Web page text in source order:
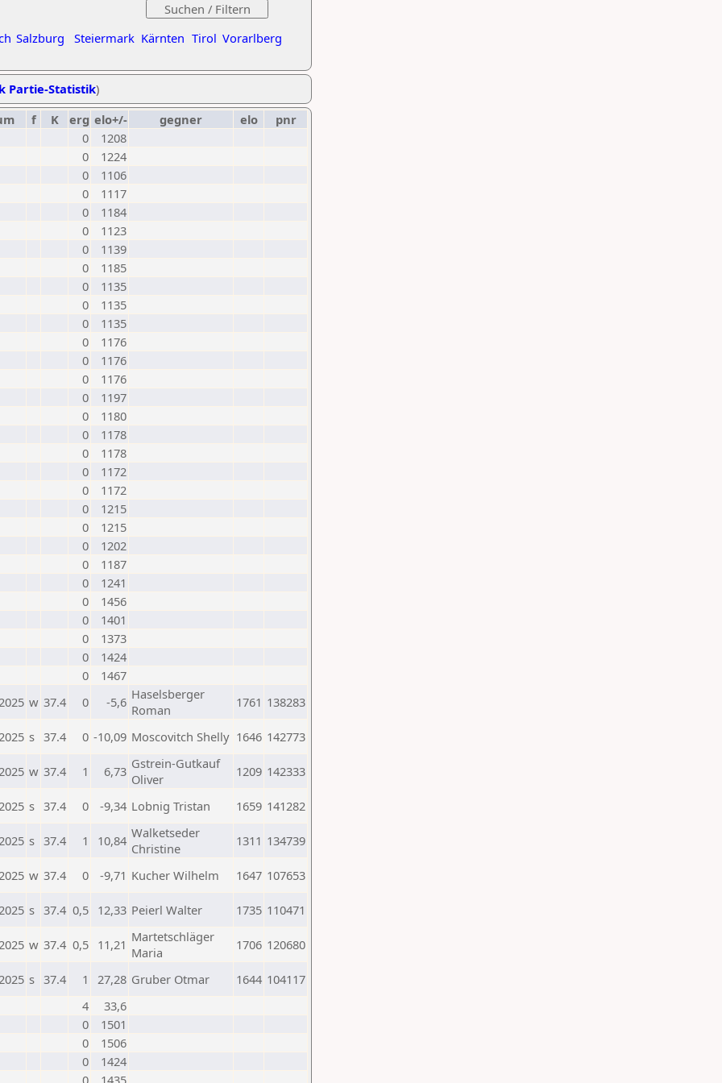
Salzburg Steiermark Kärnten Tirol Vorarlberg
Partie-Statistik)
f K erg elo+/- gegner elo
pnr
0
1208
0
1224
0
1106
0
1117
0
1184
0
1123
0
1139
0
1185
0
1135
0
1135
0
1135
0
1176
0
1176
0
1176
0
1197
0
1180
0
1178
0
1178
0
1172
0
1172
0
1215
0
1215
0
1202
0
1187
0
1241
0
1456
0
1401
0
1373
0
1424
0
1467
w 37.4 0 -5,6 Haselsberger
Roman
1761 138283
s 37.4 0 -10,09 Moscovitch Shelly 1646 142773
w 37.4 1 6,73 Gstrein-Gutkauf
Oliver
1209 142333
s 37.4 0 -9,34 Lobnig Tristan 1659 141282
s 37.4 1 10,84 Walketseder
Christine
1311 134739
w 37.4 0 -9,71 Kucher Wilhelm 1647 107653
s 37.4 0,5 12,33 Peierl Walter 1735 110471
w 37.4 0,5 11,21 Martetschläger
Maria
1706 120680
s 37.4 1 27,28 Gruber Otmar 1644 104117
4
33,6
0
1501
0
1506
0
1424
0
1435